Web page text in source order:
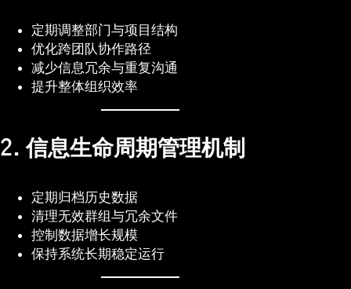
定期调整部门与项目结构
优化跨团队协作路径
减少信息冗余与重复沟通
提升整体组织效率
2. 信息生命周期管理机制
定期归档历史数据
清理无效群组与冗余文件
控制数据增长规模
保持系统长期稳定运行